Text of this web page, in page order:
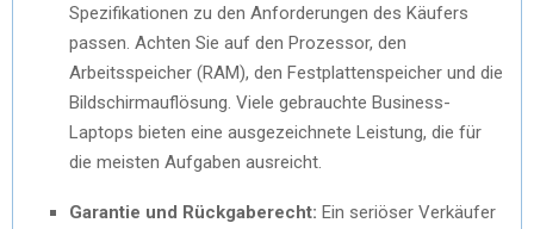
Spezifikationen zu den Anforderungen des Käufers
passen. Achten Sie auf den Prozessor, den
Arbeitsspeicher (RAM), den Festplattenspeicher und die
Bildschirmauflösung. Viele gebrauchte Business-
Laptops bieten eine ausgezeichnete Leistung, die für
die meisten Aufgaben ausreicht.
Garantie und Rückgaberecht: Ein seriöser Verkäufer